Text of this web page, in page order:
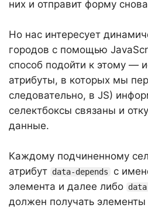
них и отправит форму
Но нас интересует
городов с помощью
способ подойти к этому —
атрибуты, в которых мы
следовательно, в JS)
селектбоксы связаны и
данные.
Каждому подчиненному
атрибут data-depends
с
элемента и далее либо
должен получать